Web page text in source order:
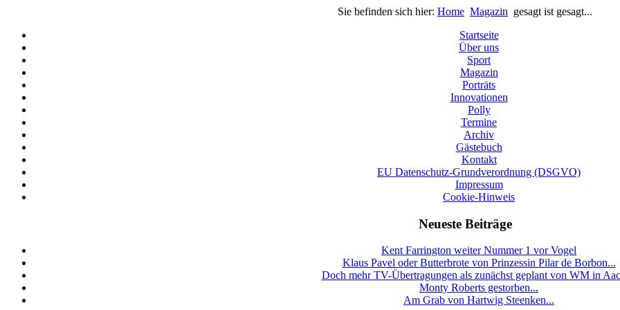
Sie befinden sich hier: Home Magazin gesagt ist gesagt...
Startseite
Über uns
Sport
Magazin
Porträts
Innovationen
Polly
Termine
Archiv
Gästebuch
Kontakt
EU Datenschutz-Grundverordnung (DSGVO)
Impressum
Cookie-Hinweis
Neueste Beiträge
Kent Farrington weiter Nummer 1 vor Vogel
Klaus Pavel oder Butterbrote von Prinzessin Pilar de Borbon...
Doch mehr TV-Übertragungen als zunächst geplant von WM in
Monty Roberts gestorben...
Am Grab von Hartwig Steenken...